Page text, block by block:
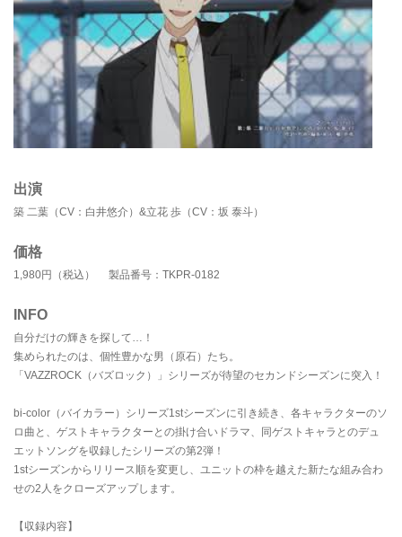
出演
築 二葉（CV：白井悠介）&立花 歩（CV：坂 泰斗）
価格
1,980円（税込） 製品番号：TKPR-0182
INFO
自分だけの輝きを探して…！
集められたのは、個性豊かな男（原石）たち。
「VAZZROCK（バズロック）」シリーズが待望のセカンドシーズンに突入！
bi-color（バイカラー）シリーズ1stシーズンに引き続き、各キャラクターのソ
ロ曲と、ゲストキャラクターとの掛け合いドラマ、同ゲストキャラとのデュ
エットソングを収録したシリーズの第2弾！
1stシーズンからリリース順を変更し、ユニットの枠を越えた新たな組み合わ
せの2人をクローズアップします。
【収録内容】